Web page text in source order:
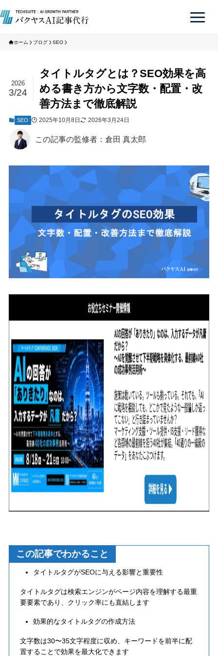
ホーム ブログ SEO
タイトルタグとは？SEO効果を高
める書き方から文字数・配置・改
善方法まで徹底解説
2026
3/24
SEO 2025年10月8日 2026年3月24日
この記事の監修者：倉田 真太郎
この記事でわかること
タイトルタグがSEOに与える影響と重要性
タイトルタグは検索エンジンがページ内容を理解する最重
要要素であり、クリック率にも直結します
効果的なタイトルタグの作成方法
文字数は30〜35文字程度に収め、キーワードを前半に配
置することで効果を最大化できます